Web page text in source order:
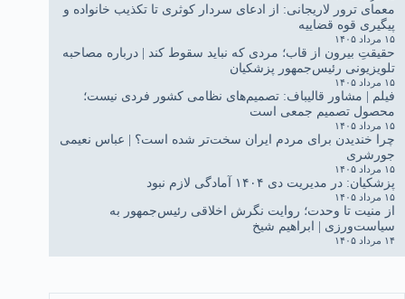
معمای ترور لاریجانی: از ادعای سردار کوثری تا تکذیب خانواده و
پیگیری قوه قضاییه
۱۵ مرداد ۱۴۰۵
حقیقتِ بیرون از قاب؛ مردی که نباید سقوط کند | درباره مصاحبه
تلویزیونی رئیس‌جمهور پزشکیان
۱۵ مرداد ۱۴۰۵
فیلم | مشاور قالیباف: تصمیم‌های نظامی کشور فردی نیست؛
محصول تصمیم جمعی است
۱۵ مرداد ۱۴۰۵
چرا خندیدن برای مردم ایران سخت‌تر شده است؟ | عباس نعیمی
جورشری
۱۵ مرداد ۱۴۰۵
پزشکیان: در مدیریت دی ۱۴۰۴ آمادگی لازم نبود
۱۵ مرداد ۱۴۰۵
از منیت تا وحدت؛ روایت نگرش اخلاقی رئیس‌جمهور به
سیاست‌ورزی | ابراهیم شیخ
۱۴ مرداد ۱۴۰۵